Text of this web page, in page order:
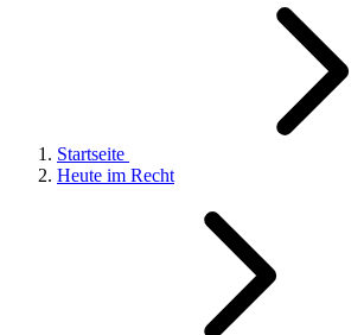
Startseite
Heute im Recht